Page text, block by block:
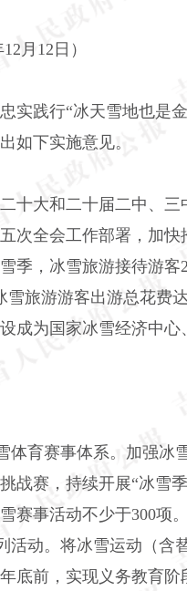
12月12日）
践行“冰天雪地也是
如下实施意见。
大和二十届二中、三
次全会工作部署，加
季，冰雪旅游接待游
旅游游客出游总花费
成为国家冰雪经济中
育赛事体系。加强冰
赛，持续开展“冰雪
赛事活动不少于300项。
动。将冰雪运动（含
底前，实现义务教育